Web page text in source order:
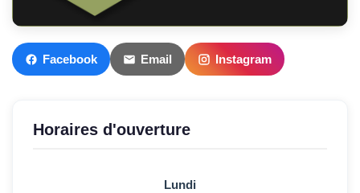
Facebook Email Instagram
Horaires d'ouverture
Lundi